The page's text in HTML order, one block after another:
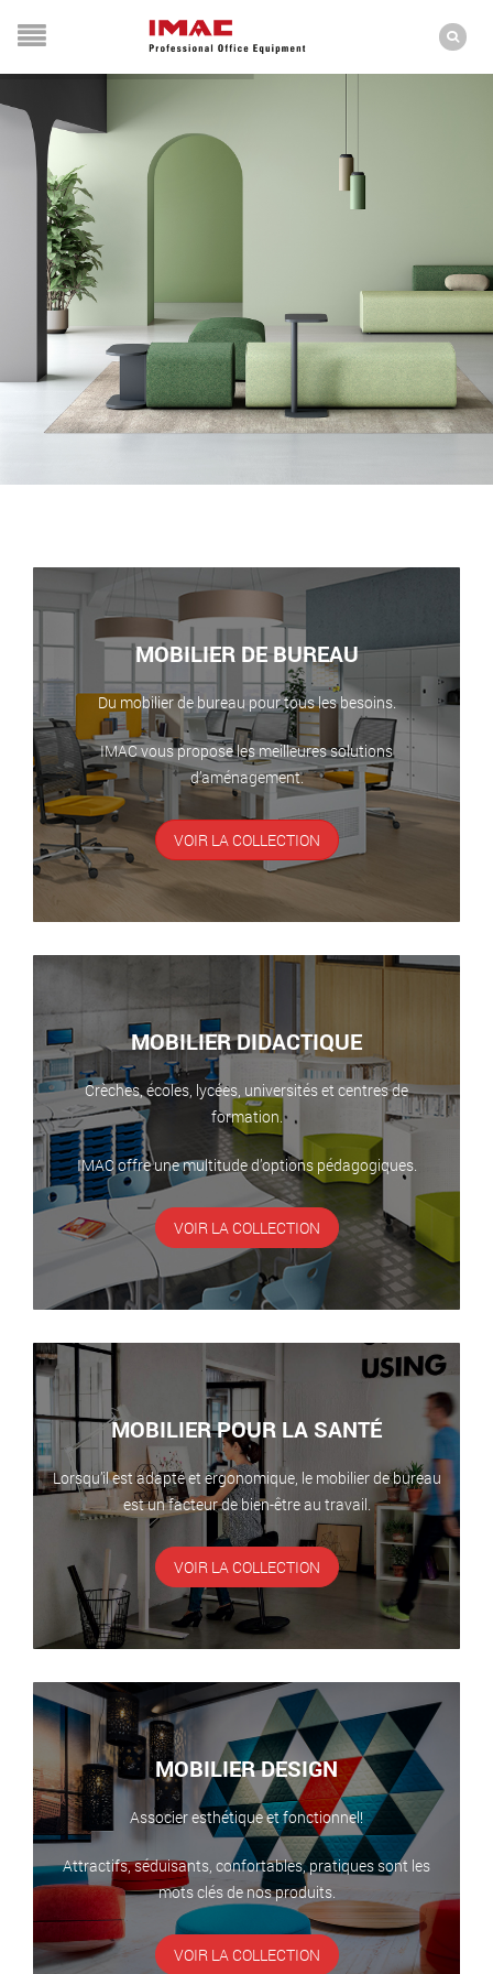
MOBILIER DE BUREAU
Du mobilier de bureau pour tous les besoins.
IMAC vous propose les meilleures solutions
d’aménagement.
VOIR LA COLLECTION
MOBILIER DIDACTIQUE
Crèches, écoles, lycées, universités et centres de
formation.
IMAC offre une multitude d’options pédagogiques.
VOIR LA COLLECTION
MOBILIER POUR LA SANTÉ
Lorsqu’il est adapté et ergonomique, le mobilier de bureau
est un facteur de bien-être au travail.
VOIR LA COLLECTION
MOBILIER DESIGN
Associer esthétique et fonctionnel!
Attractifs, séduisants, confortables, pratiques sont les
mots clés de nos produits.
VOIR LA COLLECTION